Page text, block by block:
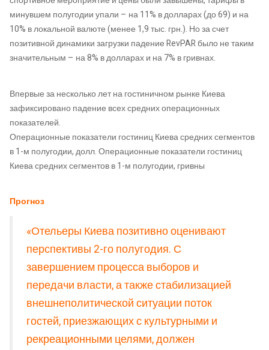
минувшем полугодии упали – на 11% в долларах (до 69) и на
10% в локальной валюте (менее 1,9 тыс. грн.). Но за счет
позитивной динамики загрузки падение RevPAR было не таким
значительным – на 8% в долларах и на 7% в гривнах.
Впервые за несколько лет на гостиничном рынке Киева
зафиксировано падение всех средних операционных
показателей.
Операционные показатели гостиниц Киева средних сегментов
в 1-м полугодии, долл. Операционные показатели гостиниц
Киева средних сегментов в 1-м полугодии, гривны
Прогноз
«Отельеры Киева позитивно оценивают
перспективы 2-го полугодия. С
завершением процесса выборов и
передачи власти, а также стабилизацией
внешнеполитической ситуации поток
гостей, приезжающих с культурными и
рекреационными целями, должен